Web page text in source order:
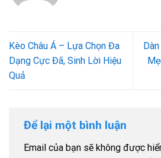
Kèo Châu Á – Lựa Chọn Đa
Dạng Cực Đã, Sinh Lời Hiệu
Quả
Để lại một bình luận
Email của bạn sẽ không được